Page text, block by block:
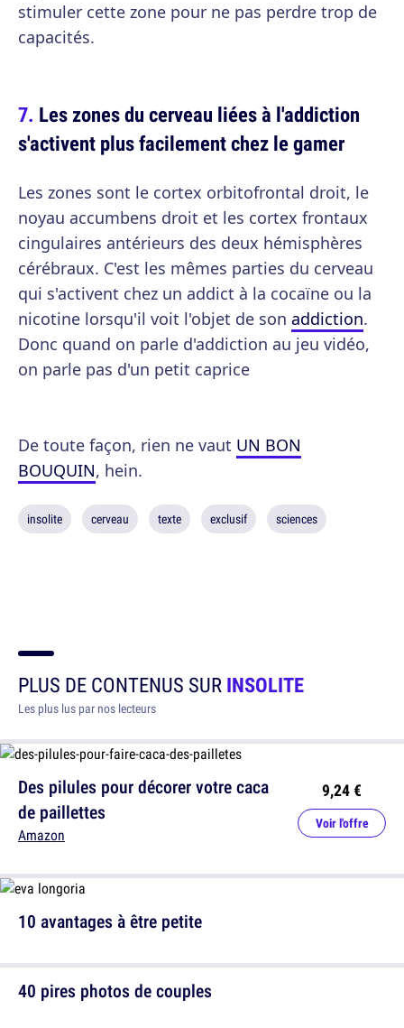
stimuler cette zone pour ne pas perdre trop de
capacités.
Les zones du cerveau liées à l'addiction
s'activent plus facilement chez le gamer
Les zones sont le cortex orbitofrontal droit, le
noyau accumbens droit et les cortex frontaux
cingulaires antérieurs des deux hémisphères
cérébraux. C'est les mêmes parties du cerveau
qui s'activent chez un addict à la cocaïne ou la
nicotine lorsqu'il voit l'objet de son addiction.
Donc quand on parle d'addiction au jeu vidéo,
on parle pas d'un petit caprice
De toute façon, rien ne vaut UN BON
BOUQUIN, hein.
insolite cerveau texte exclusif sciences
PLUS DE CONTENUS SURINSOLITE
Les plus lus par nos lecteurs
Des pilules pour décorer votre caca
de paillettes
Amazon
9,24 €
Voir l'offre
40 pires photos de couples
10 avantages à être petite